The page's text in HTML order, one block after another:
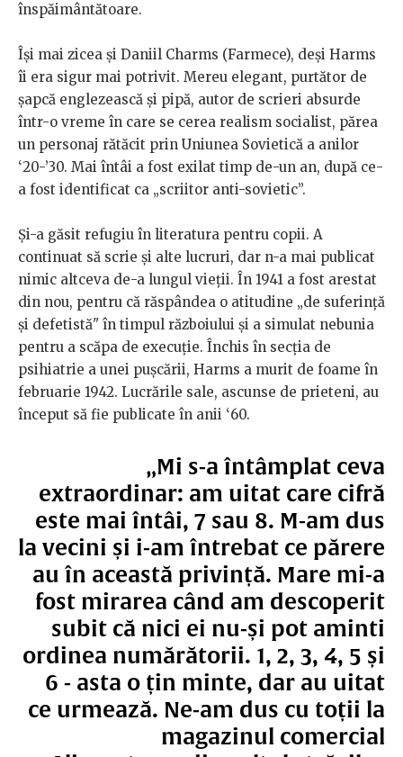
înspăimântătoare.
Își mai zicea și Daniil Charms (Farmece), deși Harms
îi era sigur mai potrivit. Mereu elegant, purtător de
șapcă englezească și pipă, autor de scrieri absurde
într-o vreme în care se cerea realism socialist, părea
un personaj rătăcit prin Uniunea Sovietică a anilor
‘20-’30. Mai întâi a fost exilat timp de-un an, după ce-
a fost identificat ca „scriitor anti-sovietic”.
Și-a găsit refugiu în literatura pentru copii. A
continuat să scrie și alte lucruri, dar n-a mai publicat
nimic altceva de-a lungul vieții. În 1941 a fost arestat
din nou, pentru că răspândea o atitudine „de suferință
și defetistă" în timpul războiului și a simulat nebunia
pentru a scăpa de execuție. Închis în secția de
psihiatrie a unei pușcării, Harms a murit de foame în
februarie 1942. Lucrările sale, ascunse de prieteni, au
început să fie publicate în anii ‘60.
„Mi s-a întâmplat ceva
extraordinar: am uitat care cifră
este mai întâi, 7 sau 8. M-am dus
la vecini și i-am întrebat ce părere
au în această privință. Mare mi-a
fost mirarea când am descoperit
subit că nici ei nu-și pot aminti
ordinea numărătorii. 1, 2, 3, 4, 5 și
6 - asta o țin minte, dar au uitat
ce urmează. Ne-am dus cu toții la
magazinul comercial